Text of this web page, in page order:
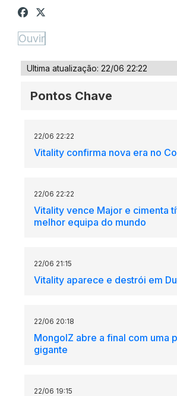
Ouvir
Ultima atualização: 22/06 22:22
Pontos Chave
22/06 22:22
Vitality confirma nova era no
22/06 22:22
Vitality vence Major e cimenta
melhor equipa do mundo
22/06 21:15
Vitality aparece e destrói em
22/06 20:18
MongolZ abre a final com uma
gigante
22/06 19:15